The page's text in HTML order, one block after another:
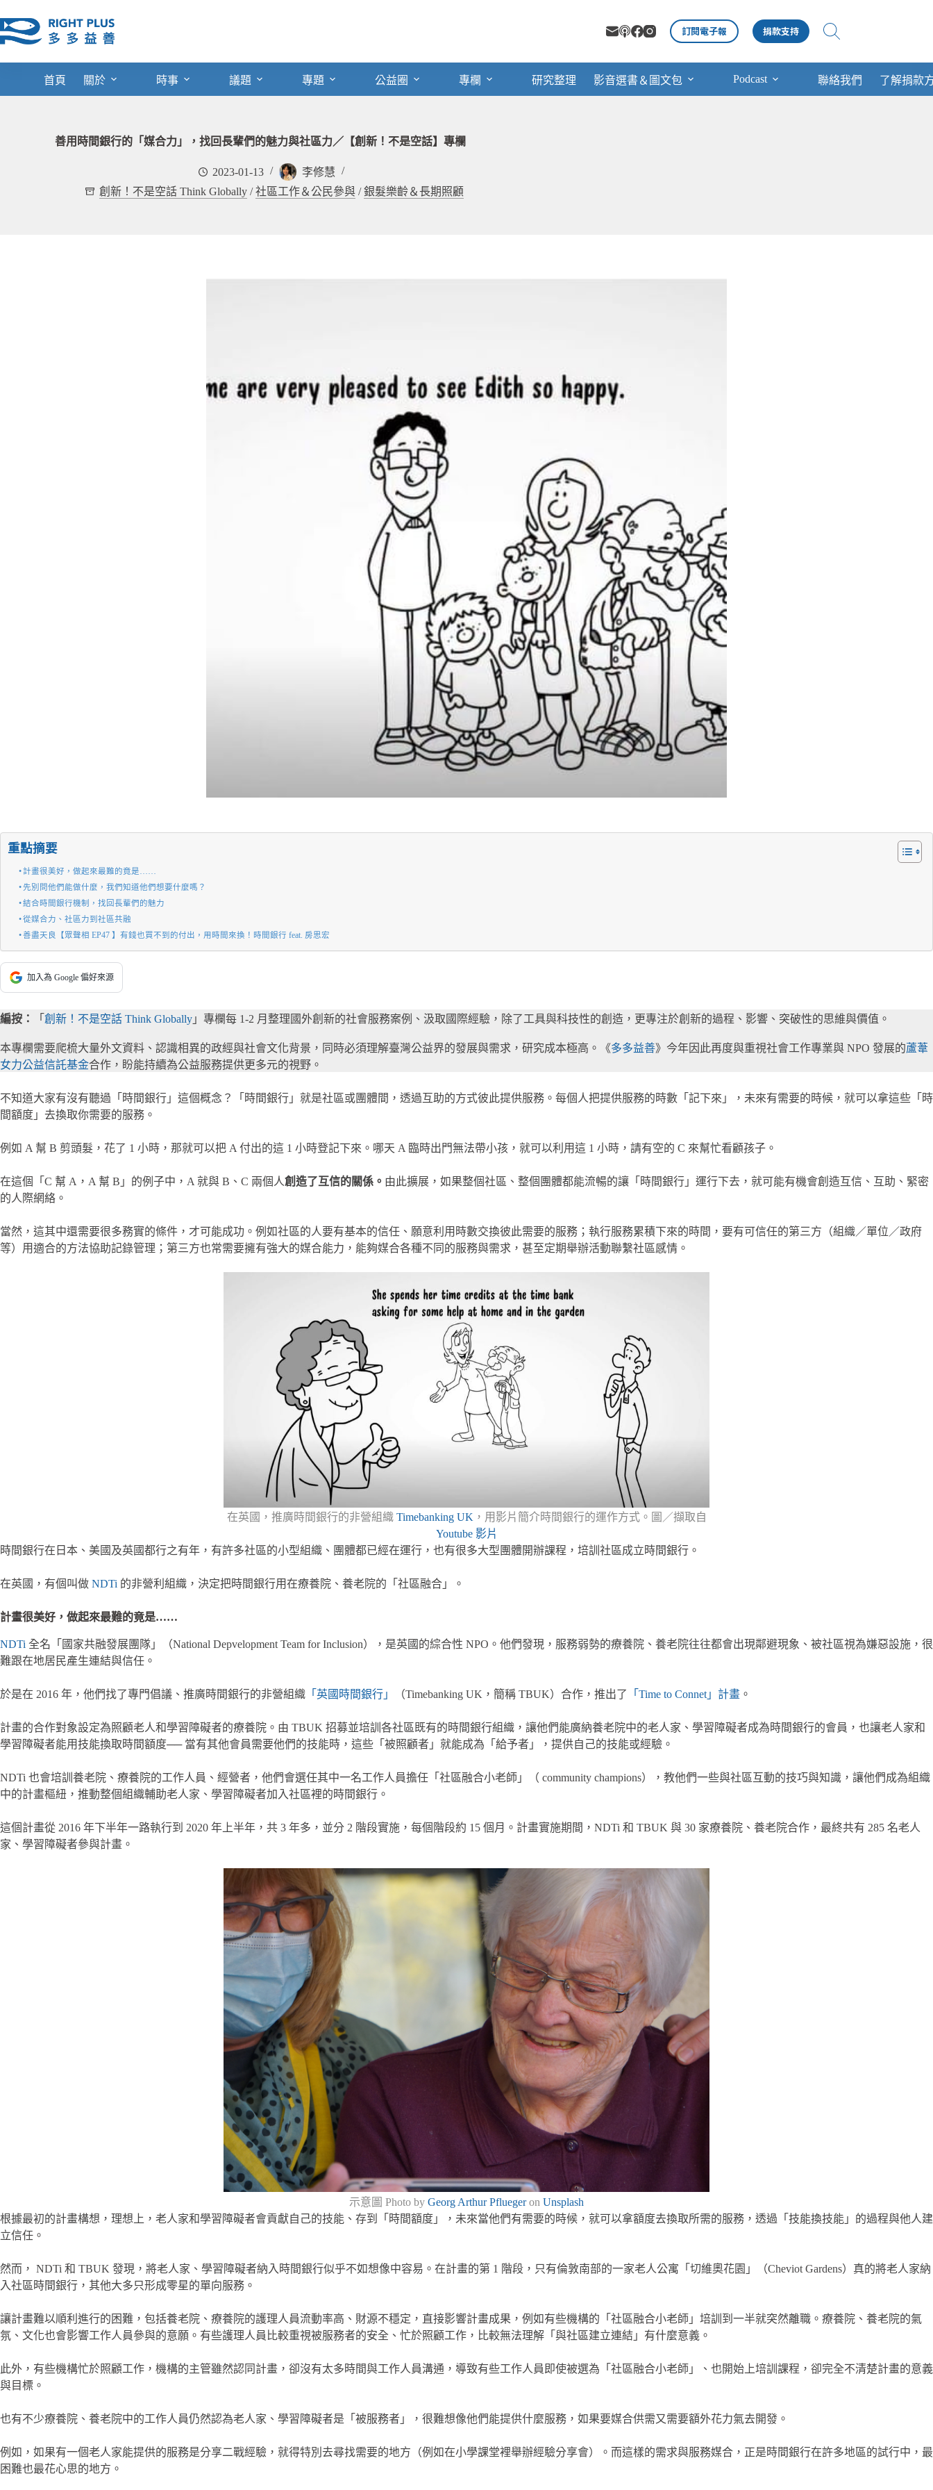
至
主
訂閱電子報 捐款支持
首頁 關於 時事 議題 專題 公益圈 專欄 研究整理 影音選書＆圖文包 Podcast 聯絡我們 了解捐款
善用時間銀行的「媒合力」，找回長輩們的魅力與社區力／【創新！不是空話】專欄
2023-01-13
李修慧
創新！不是空話 Think Globally/社區工作＆公民參與/銀髮樂齡＆長期照顧
重點摘要
計畫很美好，做起來最難的竟是……
先別問他們能做什麼，我們知道他們想要什麼嗎？
結合時間銀行機制，找回長輩們的魅力
從媒合力、社區力到社區共融
善盡天良【眾聲相 EP47 】有錢也買不到的付出，用時間來換！時間銀行 feat. 房思宏
加入為 Google 偏好來源
編按： 「 創新！不是空話 Think Globally 」專欄每 1-2 月整理國外創新的社會服務案例、汲取國際經驗，除了工具與科技性的創造，更專注於創新的過程、影響、突破性的思維與價值。
本專欄需要爬梳大量外文資料、認識相異的政經與社會文化背景，同時必須理解臺灣公益界的發展與需求，研究成本極高。《多多益善》今年因此再度與重視社會工作專業與 NPO 發展的蘆葦
女力公益信託基金合作，盼能持續為公益服務提供更多元的視野。
不知道大家有沒有聽過「時間銀行」這個概念？「時間銀行」就是社區或團體間，透過互助的方式彼此提供服務。每個人把提供服務的時數「記下來」，未來有需要的時候，就可以拿這些「時
間額度」去換取你需要的服務。
例如 A 幫 B 剪頭髮，花了 1 小時，那就可以把 A 付出的這 1 小時登記下來。哪天 A 臨時出門無法帶小孩，就可以利用這 1 小時，請有空的 C 來幫忙看顧孩子。
在這個「C 幫 A，A 幫 B」的例子中，A 就與 B、C 兩個人創造了互信的關係。 由此擴展，如果整個社區、整個團體都能流暢的讓「時間銀行」運行下去，就可能有機會創造互信、互助、緊密
的人際網絡。
當然，這其中還需要很多務實的條件，才可能成功。例如社區的人要有基本的信任、願意利用時數交換彼此需要的服務；執行服務累積下來的時間，要有可信任的第三方（組織／單位／政府
等）用適合的方法協助記錄管理；第三方也常需要擁有強大的媒合能力，能夠媒合各種不同的服務與需求，甚至定期舉辦活動聯繫社區感情。
在英國，推廣時間銀行的非營組織 Timebanking UK ，用影片簡介時間銀行的運作方式。圖／擷取自
Youtube 影片
時間銀行在日本、美國及英國都行之有年，有許多社區的小型組織、團體都已經在運行，也有很多大型團體開辦課程，培訓社區成立時間銀行。
在英國，有個叫做 NDTi 的非營利組織，決定把時間銀行用在療養院、養老院的「社區融合」。
計畫很美好，做起來最難的竟是……
NDTi 全名「國家共融發展團隊」（National Depvelopment Team for Inclusion），是英國的綜合性 NPO。他們發現，服務弱勢的療養院、養老院往往都會出現鄰避現象、被社區視為嫌惡設施，很
難跟在地居民產生連結與信任。
於是在 2016 年，他們找了專門倡議、推廣時間銀行的非營組織 「英國時間銀行」 （Timebanking UK，簡稱 TBUK）合作，推出了 「Time to Connet」計畫 。
計畫的合作對象設定為照顧老人和學習障礙者的療養院。由 TBUK 招募並培訓各社區既有的時間銀行組織，讓他們能廣納養老院中的老人家、學習障礙者成為時間銀行的會員，也讓老人家和
學習障礙者能用技能換取時間額度── 當有其他會員需要他們的技能時，這些「被照顧者」就能成為「給予者」，提供自己的技能或經驗。
NDTi 也會培訓養老院、療養院的工作人員、經營者，他們會選任其中一名工作人員擔任「社區融合小老師」（ community champions），教他們一些與社區互動的技巧與知識，讓他們成為組織
中的計畫樞紐，推動整個組織輔助老人家、學習障礙者加入社區裡的時間銀行。
這個計畫從 2016 年下半年一路執行到 2020 年上半年，共 3 年多，並分 2 階段實施，每個階段約 15 個月。計畫實施期間，NDTi 和 TBUK 與 30 家療養院、養老院合作，最終共有 285 名老人
家、學習障礙者參與計畫。
示意圖 Photo by Georg Arthur Pfluegeron Unsplash
根據最初的計畫構想，理想上，老人家和學習障礙者會貢獻自己的技能、存到「時間額度」，未來當他們有需要的時候，就可以拿額度去換取所需的服務，透過「技能換技能」的過程與他人建
立信任。
然而， NDTi 和 TBUK 發現，將老人家、學習障礙者納入時間銀行似乎不如想像中容易。在計畫的第 1 階段，只有倫敦南部的一家老人公寓「切維奧花園」（Cheviot Gardens）真的將老人家納
入社區時間銀行，其他大多只形成零星的單向服務。
讓計畫難以順利進行的困難，包括養老院、療養院的護理人員流動率高、財源不穩定，直接影響計畫成果，例如有些機構的「社區融合小老師」培訓到一半就突然離職。療養院、養老院的氣
氛、文化也會影響工作人員參與的意願。有些護理人員比較重視被服務者的安全、忙於照顧工作，比較無法理解「與社區建立連結」有什麼意義。
此外，有些機構忙於照顧工作，機構的主管雖然認同計畫，卻沒有太多時間與工作人員溝通，導致有些工作人員即使被選為「社區融合小老師」、也開始上培訓課程，卻完全不清楚計畫的意義
與目標。
也有不少療養院、養老院中的工作人員仍然認為老人家、學習障礙者是「被服務者」，很難想像他們能提供什麼服務，如果要媒合供需又需要額外花力氣去開發。
例如，如果有一個老人家能提供的服務是分享二戰經驗，就得特別去尋找需要的地方（例如在小學課堂裡舉辦經驗分享會）。而這樣的需求與服務媒合，正是時間銀行在許多地區的試行中，最
困難也最花心思的地方。